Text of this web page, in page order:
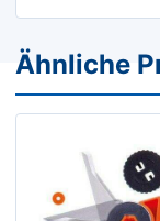
Ähnliche